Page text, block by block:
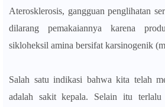
Aterosklerosis, gangguan penglihatan
dilarang pemakaiannya karena
sikloheksil amina bersifat karsinogenik
Salah satu indikasi bahwa kita telah
adalah sakit kepala. Selain itu terlalu